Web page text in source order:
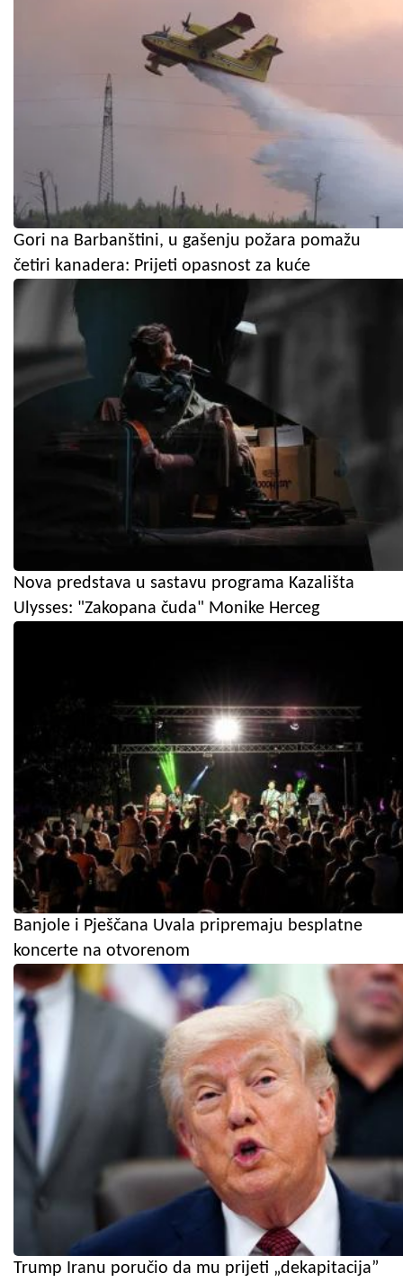
Gori na Barbanštini, u gašenju požara pomažu
četiri kanadera: Prijeti opasnost za kuće
Nova predstava u sastavu programa Kazališta
Ulysses: "Zakopana čuda" Monike Herceg
Banjole i Pješčana Uvala pripremaju besplatne
koncerte na otvorenom
Trump Iranu poručio da mu prijeti „dekapitacija”